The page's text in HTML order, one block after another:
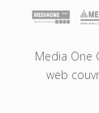
Media One
web